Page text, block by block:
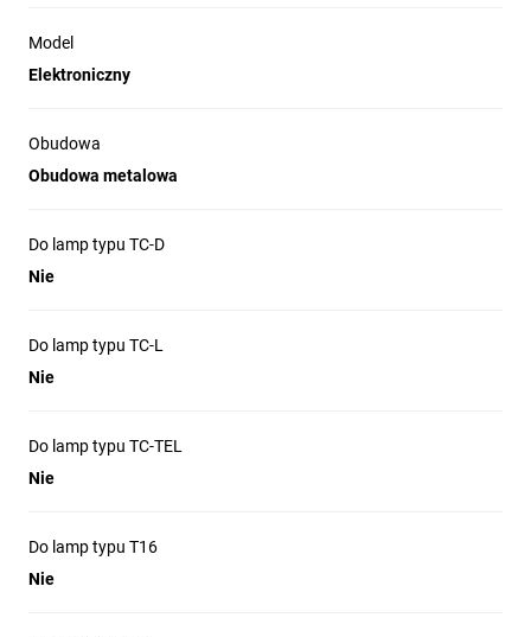
Model
Elektroniczny
Obudowa
Obudowa metalowa
Do lamp typu TC-D
Nie
Do lamp typu TC-L
Nie
Do lamp typu TC-TEL
Nie
Do lamp typu T16
Nie